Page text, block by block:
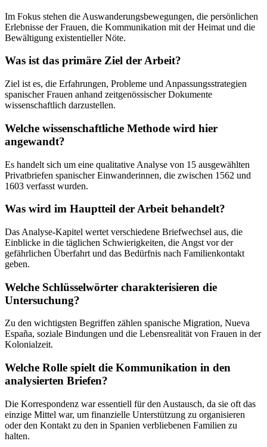
Im Fokus stehen die Auswanderungsbewegungen, die persönlichen
Erlebnisse der Frauen, die Kommunikation mit der Heimat und die
Bewältigung existentieller Nöte.
Was ist das primäre Ziel der Arbeit?
Ziel ist es, die Erfahrungen, Probleme und Anpassungsstrategien
spanischer Frauen anhand zeitgenössischer Dokumente
wissenschaftlich darzustellen.
Welche wissenschaftliche Methode wird hier
angewandt?
Es handelt sich um eine qualitative Analyse von 15 ausgewählten
Privatbriefen spanischer Einwanderinnen, die zwischen 1562 und
1603 verfasst wurden.
Was wird im Hauptteil der Arbeit behandelt?
Das Analyse-Kapitel wertet verschiedene Briefwechsel aus, die
Einblicke in die täglichen Schwierigkeiten, die Angst vor der
gefährlichen Überfahrt und das Bedürfnis nach Familienkontakt
geben.
Welche Schlüsselwörter charakterisieren die
Untersuchung?
Zu den wichtigsten Begriffen zählen spanische Migration, Nueva
España, soziale Bindungen und die Lebensrealität von Frauen in der
Kolonialzeit.
Welche Rolle spielt die Kommunikation in den
analysierten Briefen?
Die Korrespondenz war essentiell für den Austausch, da sie oft das
einzige Mittel war, um finanzielle Unterstützung zu organisieren
oder den Kontakt zu den in Spanien verbliebenen Familien zu
halten.